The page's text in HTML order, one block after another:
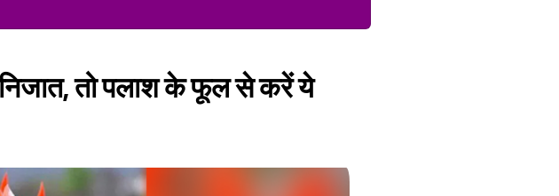
निजात, तो पलाश के फूल से करें ये